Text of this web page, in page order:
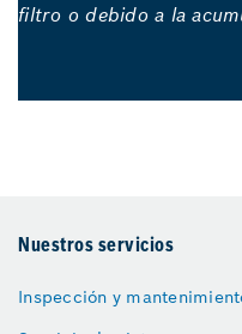
filtro o debido a la
Nuestros servicios
Inspección y